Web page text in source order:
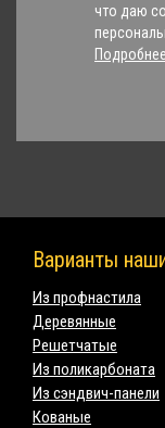
что даю
Подробнее
Варианты
Из профнастила
Деревянные
Решетчатые
Из поликарбоната
Из сэндвич-панели
Кованые